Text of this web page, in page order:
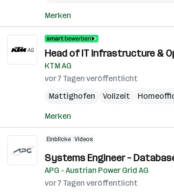
Merken
Head of IT Infrastructure &
KTM AG
vor 7 Tagen veröffentlicht
Mattighofen
Vollzeit
Merken
Einblicke Videos
Systems Engineer –
APG - Austrian Power Grid AG
vor 7 Tagen veröffentlicht